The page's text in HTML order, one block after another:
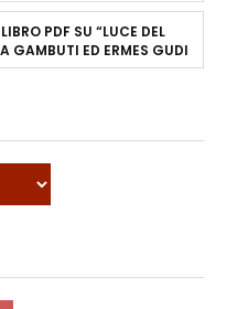
PDF SU “LUCE DEL
GAMBUTI ED ERMES GUDI